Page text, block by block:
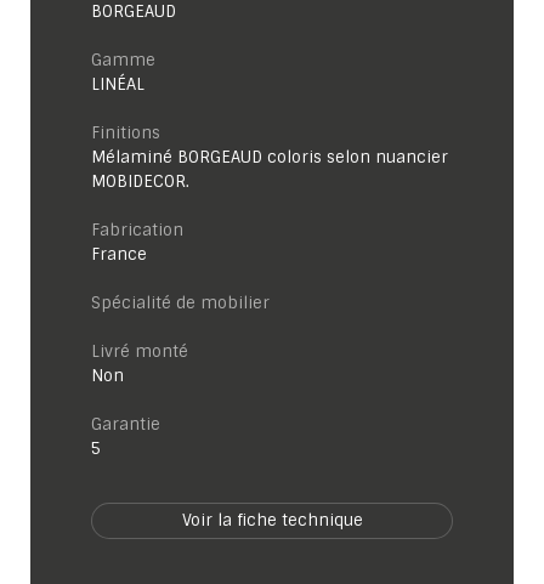
BORGEAUD
Gamme
LINÉAL
Finitions
Mélaminé BORGEAUD coloris selon nuancier
MOBIDECOR.
Fabrication
France
Spécialité de mobilier
Livré monté
Non
garantie
5
Voir la fiche technique